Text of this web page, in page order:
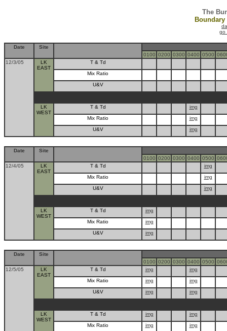
The
Boundary
go
Date
Site
0100 0200 0300 0400 0500
12/3/05
LK
EAST
T & Td
Mix Ratio
U&V
LK
WEST
T & Td
img
Mix Ratio
img
U&V
img
Date
Site
0100 0200 0300 0400 0500
12/4/05
LK
EAST
T & Td
img
Mix Ratio
img
U&V
img
LK
WEST
T & Td
img
Mix Ratio
img
U&V
img
Date
Site
0100 0200 0300 0400 0500
12/5/05
LK
EAST
T & Td img
img
Mix Ratio
img
img
U&V
img img
LK
WEST
T & Td img
img
Mix Ratio
img
img